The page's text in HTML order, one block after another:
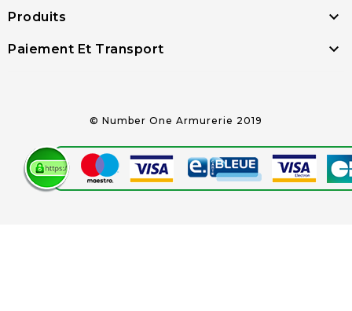
Produits 
Paiement Et Transport 
© Number One Armurerie 2019